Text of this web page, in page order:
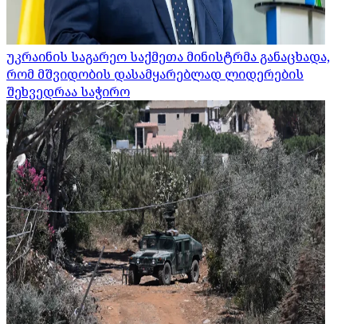
უკრაინის საგარეო საქმეთა მინისტრმა განაცხადა,
რომ მშვიდობის დასამყარებლად ლიდერების
შეხვედრაა საჭირო